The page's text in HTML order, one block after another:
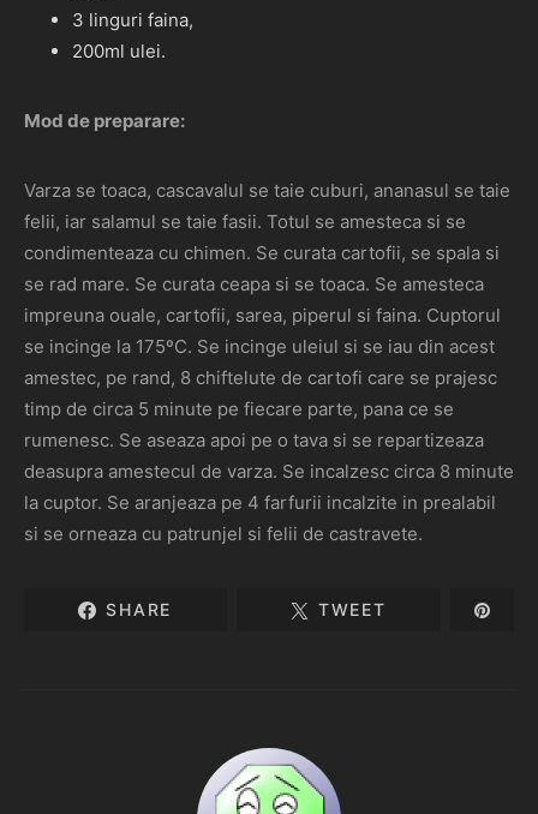
3 linguri faina,
200ml ulei.
Mod de preparare:
Varza se toaca, cascavalul se taie cuburi, ananasul se taie
felii, iar salamul se taie fasii. Totul se amesteca si se
condimenteaza cu chimen. Se curata cartofii, se spala si
se rad mare. Se curata ceapa si se toaca. Se amesteca
impreuna ouale, cartofii, sarea, piperul si faina. Cuptorul
se incinge la 175ºC. Se incinge uleiul si se iau din acest
amestec, pe rand, 8 chiftelute de cartofi care se prajesc
timp de circa 5 minute pe fiecare parte, pana ce se
rumenesc. Se aseaza apoi pe o tava si se repartizeaza
deasupra amestecul de varza. Se incalzesc circa 8 minute
la cuptor. Se aranjeaza pe 4 farfurii incalzite in prealabil
si se orneaza cu patrunjel si felii de castravete.
SHARE TWEET